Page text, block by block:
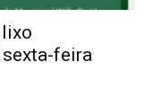
feira